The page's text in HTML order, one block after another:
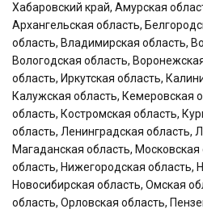
Хабаровский край, Амурская
Архангельская область,
область, Владимирская область,
Вологодская область,
область, Иркутская область,
Калужская область, Кемеровская
область, Костромская область,
область, Ленинградская область,
Магаданская область,
область, Нижегородская область,
Новосибирская область, Омская
область, Орловская область,